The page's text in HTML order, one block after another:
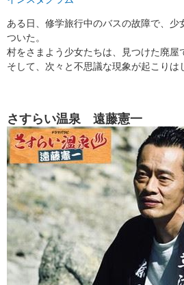
ある日、修学旅行中のバスの故障で、少
ついた。
村をさまよう少女たちは、見つけた廃屋
そして、次々と不思議な現象が起こりは
さすらい温泉 遠藤憲一